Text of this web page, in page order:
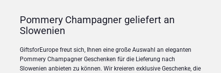
Pommery Champagner geliefert an
Slowenien
GiftsforEurope freut sich, Ihnen eine große Auswahl an eleganten
Pommery Champagner Geschenken für die Lieferung nach
Slowenien anbieten zu können. Wir kreieren exklusive Geschenke, die